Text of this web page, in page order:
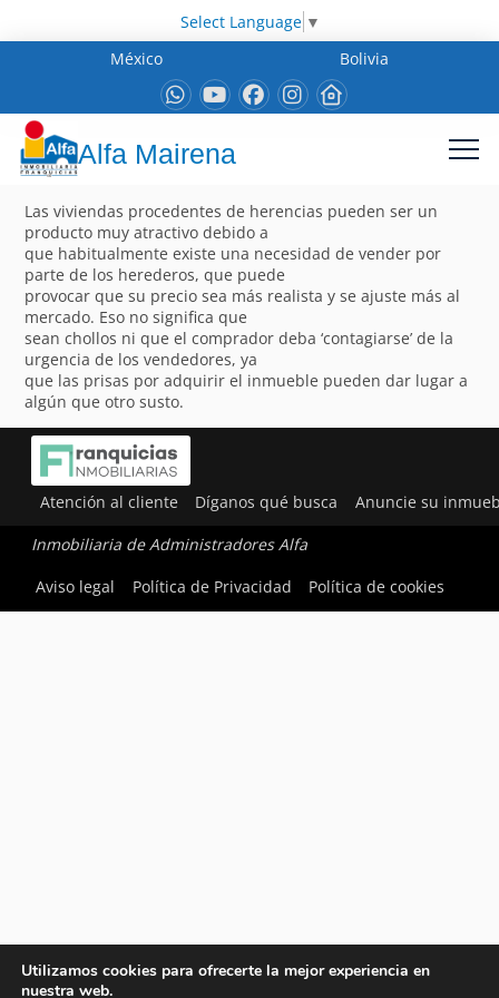
Select Language ▼
México
Bolivia
Alfa Mairena
Las viviendas procedentes de herencias pueden ser un
producto muy atractivo debido a
que habitualmente existe una necesidad de vender por
parte de los herederos, que puede
provocar que su precio sea más realista y se ajuste más al
mercado. Eso no significa que
sean chollos ni que el comprador deba ‘contagiarse’ de la
urgencia de los vendedores, ya
que las prisas por adquirir el inmueble pueden dar lugar a
algún que otro susto.
Atención al cliente Díganos qué busca Anuncie su
Inmobiliaria de Administradores Alfa
Aviso legal
Política de Privacidad Política de cookies
Utilizamos cookies para ofrecerte la mejor experiencia en
nuestra web.